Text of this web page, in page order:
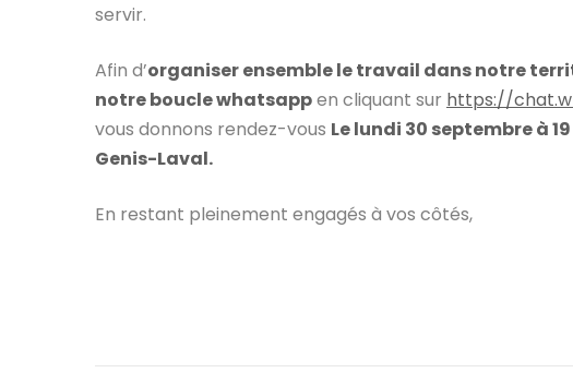
servir.
Afin d’organiser ensemble le travail dans notre
notre boucle whatsappen cliquant sur https://
vous donnons rendez-vous Le lundi 30 septembre à
Genis-Laval.
En restant pleinement engagés à vos côtés,